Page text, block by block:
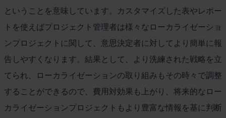
ということを意味しています。カスタマイズした表やレポー
トを使えばプロジェクト管理者は様々なローカライゼーショ
ンプロジェクトに関して、意思決定者に対してより簡単に報
告しやすくなります。結果として、より洗練された戦略を立
てられ、ローカライゼーションの取り組みもその時々で調整
することができるので、費用対効果も上がり、将来的なロー
カライゼーションプロジェクトもより豊富な情報を基に判断